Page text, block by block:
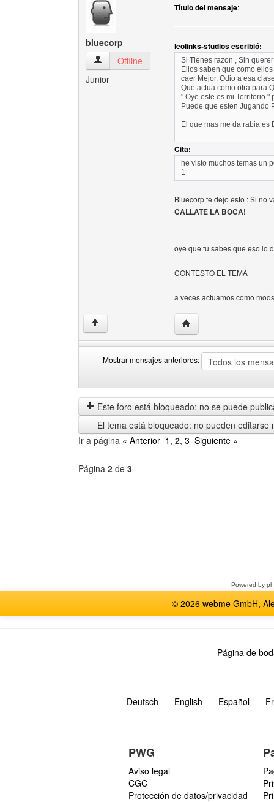
bluecorp
bluecorp Ver perfil del usuario
Offline
Junior
Título del mensaje:
leolinks-studios escribió:
Si Tienes razon , Sin
Ellos saben que como
caer Mejor. Odio a esa
Que actua como otra para
" Oye este es mi Territorio
Puede que esten Jugando
El que mas me da rabia es
Cita:
he visto muchos temas un
1
Bluecorp te dejo esto : Si no
CALLATE LA BOCA!
oye que tu sabes que eso lo
CONTESTO EL TEMA
a veces actuamos como
↑ Visitar sitio web del
Mostrar mensajes anteriores:
mensajes
anteriores
by
Este foro está bloqueado: no se puede
El tema está bloqueado: no pueden editarse
Ir a página « Anterior 1 , 2, 3 Siguiente »
Página 2 de 3
Powered by
© 2026 webme GmbH,
Página de
Deutsch English Español
PWG
Aviso legal
CGC
Protección de datos/privacidad